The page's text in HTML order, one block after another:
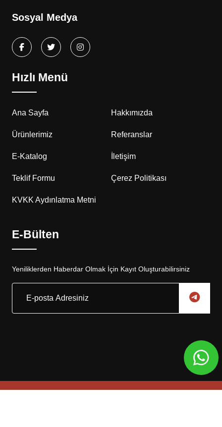
Sosyal Medya
Hızlı Menü
Ana Sayfa Hakkımızda
Ürünlerimiz Referanslar
E-Katalog İletişim
Teklif Formu Çerez Politikası
KVKK Aydınlatma Metni
E-Bülten
Yeniliklerden Haberdar Olmak İçin Kayıt Oluşturabilirsiniz